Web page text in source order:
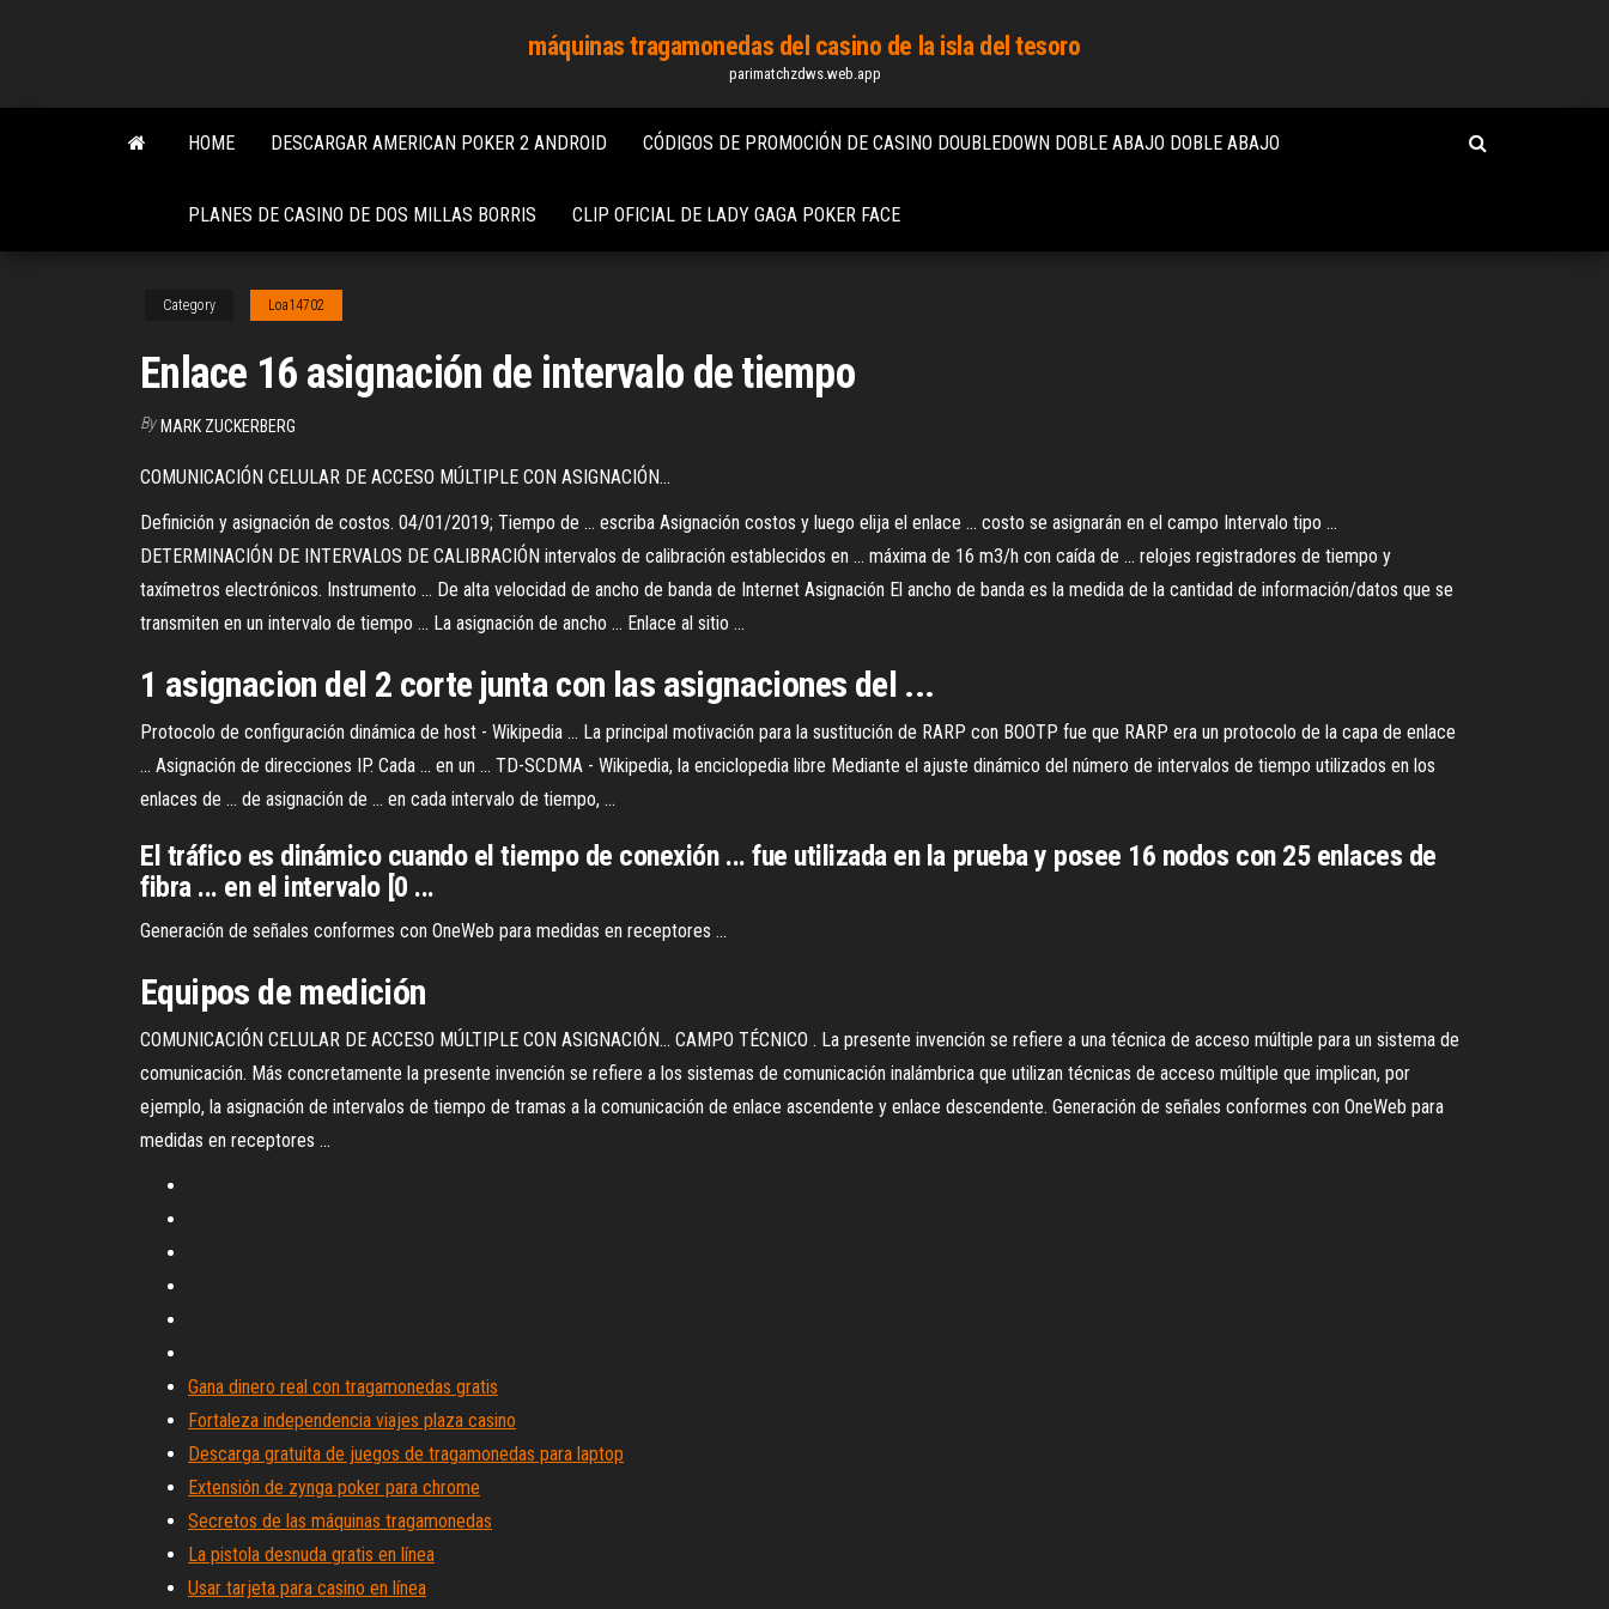
content
máquinas tragamonedas del casino de la isla del tesoro
parimatchzdws.web.app
HOME DESCARGAR AMERICAN POKER 2 ANDROID CÓDIGOS DE PROMOCIÓN DE CASINO DOUBLEDOWN DOBLE ABAJO DOBLE ABAJO
PLANES DE CASINO DE DOS MILLAS BORRIS CLIP OFICIAL DE LADY GAGA POKER FACE
Category Loa14702
Enlace 16 asignación de intervalo de tiempo
By MARK ZUCKERBERG
COMUNICACIÓN CELULAR DE ACCESO MÚLTIPLE CON ASIGNACIÓN…
Definición y asignación de costos. 04/01/2019; Tiempo de ... escriba Asignación costos y luego elija el enlace ... costo se asignarán en el campo Intervalo tipo ...
DETERMINACIÓN DE INTERVALOS DE CALIBRACIÓN intervalos de calibración establecidos en ... máxima de 16 m3/h con caída de ... relojes registradores de tiempo y
taxímetros electrónicos. Instrumento ... De alta velocidad de ancho de banda de Internet Asignación El ancho de banda es la medida de la cantidad de información/datos que se
transmiten en un intervalo de tiempo ... La asignación de ancho ... Enlace al sitio ...
1 asignacion del 2 corte junta con las asignaciones del ...
Protocolo de configuración dinámica de host - Wikipedia ... La principal motivación para la sustitución de RARP con BOOTP fue que RARP era un protocolo de la capa de enlace
... Asignación de direcciones IP. Cada ... en un ... TD-SCDMA - Wikipedia, la enciclopedia libre Mediante el ajuste dinámico del número de intervalos de tiempo utilizados en los
enlaces de ... de asignación de ... en cada intervalo de tiempo, ...
El tráfico es dinámico cuando el tiempo de conexión ... fue utilizada en la prueba y posee 16 nodos con 25 enlaces de
fibra ... en el intervalo [0 ...
Generación de señales conformes con OneWeb para medidas en receptores ...
Equipos demedición
COMUNICACIÓN CELULAR DE ACCESO MÚLTIPLE CON ASIGNACIÓN… CAMPO TÉCNICO . La presente invención se refiere a una técnica de acceso múltiple para un sistema de
comunicación. Más concretamente la presente invención se refiere a los sistemas de comunicación inalámbrica que utilizan técnicas de acceso múltiple que implican, por
ejemplo, la asignación de intervalos de tiempo de tramas a la comunicación de enlace ascendente y enlace descendente. Generación de señales conformes con OneWeb para
medidas en receptores ...
Gana dinero real con tragamonedas gratis
Fortaleza independencia viajes plaza casino
Descarga gratuita de juegos de tragamonedas para laptop
Extensión de zynga poker para chrome
Secretos de las máquinas tragamonedas
La pistola desnuda gratis en línea
Usar tarjeta para casino en línea